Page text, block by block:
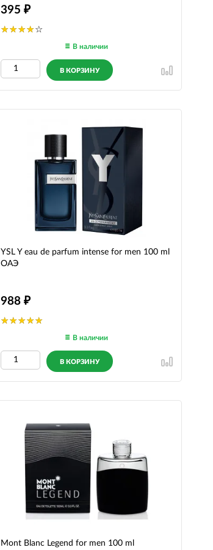
395
В наличии
В КОРЗИНУ
YSL Y eau de parfum intense for men 100 ml
ОАЭ
988
В наличии
В КОРЗИНУ
Mont Blanc Legend for men 100 ml